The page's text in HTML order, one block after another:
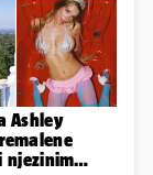
Ashley
njezinim